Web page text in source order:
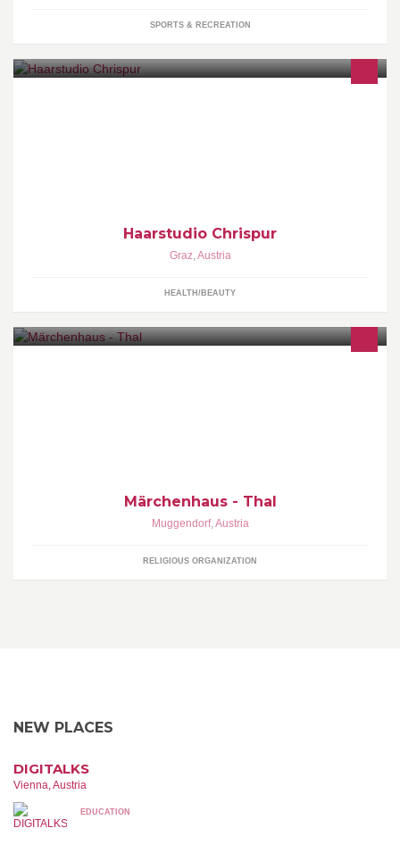
SPORTS & RECREATION
Haarstudio Chrispur
Graz,Austria
HEALTH/BEAUTY
Märchenhaus - Thal
Muggendorf,Austria
RELIGIOUS ORGANIZATION
NEW PLACES
DIGITALKS
Vienna, Austria
EDUCATION